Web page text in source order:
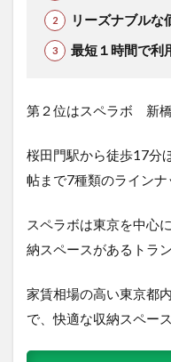
リーズナブルな
最短１時間で利
第２位はスペラボ 新橋
桜田門駅から徒歩17分
帖まで7種類のラインナ
スペラボは東京を中心
納スペースがあるトラ
家賃相場の高い東京都
で、快適な収納スペー